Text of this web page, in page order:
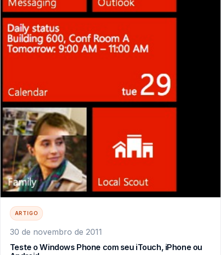
ARTIGO
30 de novembro de 2011
Teste o Windows Phone com seu iTouch, iPhone ou